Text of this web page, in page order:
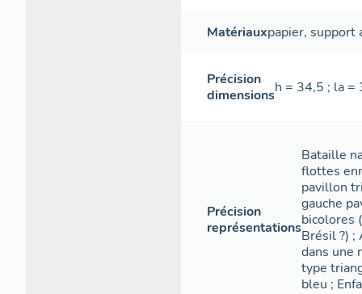
Matériauxpapier, support
Précision
dimensionsh = 34,5 ; la =
Précision
représentations
Bataille
flottes
pavillon
gauche
bicolores
Brésil ?) ;
dans une
type
bleu ;